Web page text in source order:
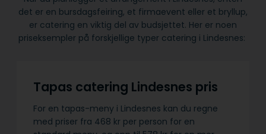
det er en bursdagsfeiring, et firmaevent eller et bryllup,
er catering en viktig del av budsjettet. Her er noen
priseksempler på forskjellige typer catering i Lindesnes:
Tapas catering Lindesnes pris
For en tapas-meny i Lindesnes kan du regne
med priser fra 468 kr per person for en